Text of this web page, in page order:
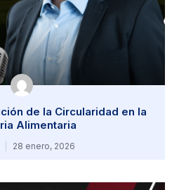
de la Circularidad en la
Alimentaria
28 enero, 2026